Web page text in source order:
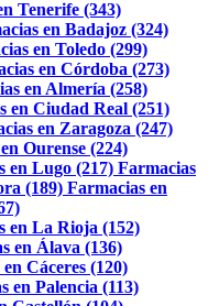
Tenerife (343)
en Badajoz (324)
en Toledo (299)
en Córdoba (273)
en Almería (258)
en Ciudad Real (251)
en Zaragoza (247)
Ourense (224)
en Lugo (217) Farmacias
(189) Farmacias en
en La Rioja (152)
en Álava (136)
Cáceres (120)
en Palencia (113)